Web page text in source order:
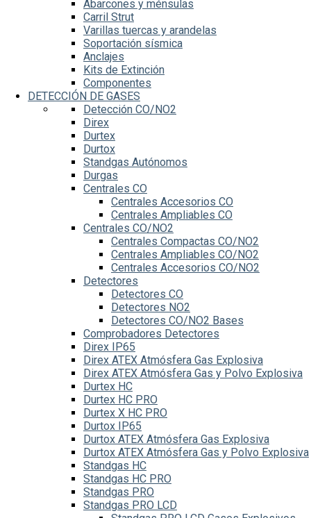
Abarcones y ménsulas
Carril Strut
Varillas tuercas y arandelas
Soportación sísmica
Anclajes
Kits de Extinción
Componentes
DETECCIÓN DE GASES
Detección CO/NO2
Direx
Durtex
Durtox
Standgas Autónomos
Durgas
Centrales CO
Centrales Accesorios CO
Centrales Ampliables CO
Centrales CO/NO2
Centrales Compactas CO/NO2
Centrales Ampliables CO/NO2
Centrales Accesorios CO/NO2
Detectores
Detectores CO
Detectores NO2
Detectores CO/NO2 Bases
Comprobadores Detectores
Direx IP65
Direx ATEX Atmósfera Gas Explosiva
Direx ATEX Atmósfera Gas y Polvo Explosiva
Durtex HC
Durtex HC PRO
Durtex X HC PRO
Durtox IP65
Durtox ATEX Atmósfera Gas Explosiva
Durtox ATEX Atmósfera Gas y Polvo Explosiva
Standgas HC
Standgas HC PRO
Standgas PRO
Standgas PRO LCD